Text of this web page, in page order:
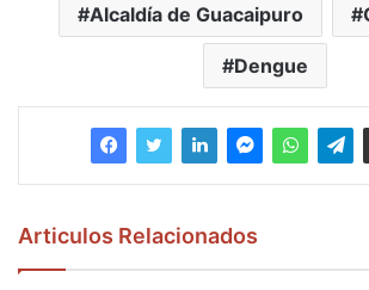
Alcaldía de Guacaipuro
Dengue
Articulos Relacionados